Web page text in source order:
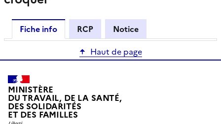
Fiche info RCP
Notice
Haut de page
MINISTÈRE
DU TRAVAIL, DE LA SANTÉ,
DES SOLIDARITÉS
ET DES FAMILLES